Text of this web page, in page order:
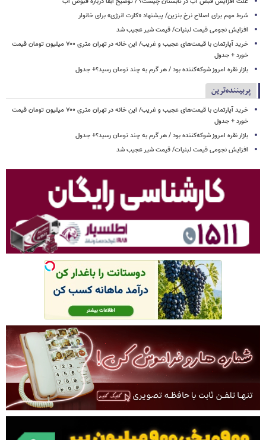
شرط مهم برای اصلاح نرخ بنزین/ پیشنهاد «کارت انرژی» برای خانوار
افزایش نجومی قیمت لبنیات/ قیمت شیر عجیب شد
خرید آپارتمان با قیمت‌های عجیب و غریب/ این خانه در تهران متری ۷۰۰ میلیون تومان قیمت
خورد + جدول
بازار نقره امروز شوکه‌کننده بود / هر گرم به چند تومان رسید؟+ جدول
پربیننده‌ترین
خرید آپارتمان با قیمت‌های عجیب و غریب/ این خانه در تهران متری ۷۰۰ میلیون تومان قیمت
خورد + جدول
بازار نقره امروز شوکه‌کننده بود / هر گرم به چند تومان رسید؟+ جدول
افزایش نجومی قیمت لبنیات/ قیمت شیر عجیب شد